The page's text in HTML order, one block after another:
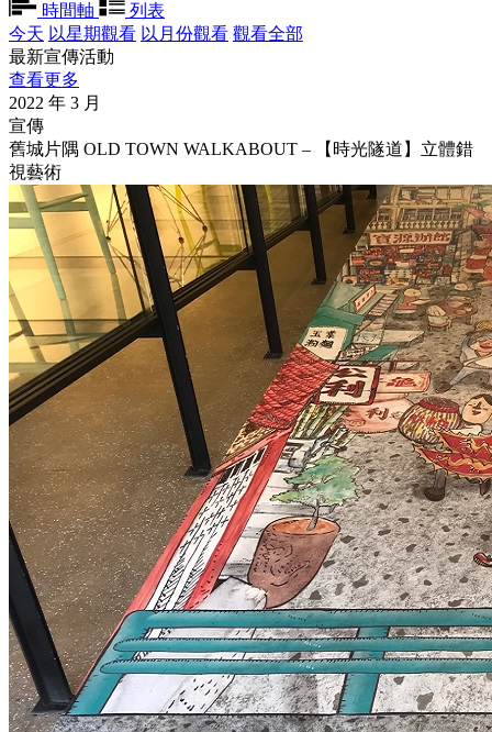
時間軸
列表
今天 以星期觀看 以月份觀看 觀看全部
最新宣傳活動
查看更多
2022 年 3 月
宣傳
舊城片隅 OLD TOWN WALKABOUT – 【時光隧道】立體錯
視藝術